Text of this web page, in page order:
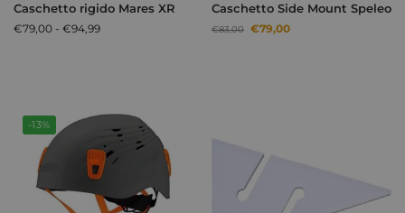
Caschetto rigido Mares XR
€79,00 - €94,99
Caschetto Side Mount Speleo
€83,00 €79,00
-13%